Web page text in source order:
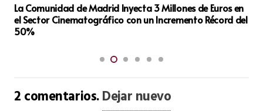
Euros en
Récord del
Los Incendios en Madrid y Ávila Destapan un
Ambiental Marcado por la Desregulación y la
2comentarios.Dejar nuevo